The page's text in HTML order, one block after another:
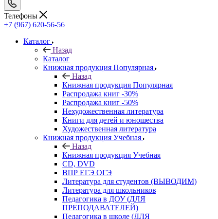
Телефоны
+7 (967) 620-56-56
Каталог
Назад
Каталог
Книжная продукция Популярная
Назад
Книжная продукция Популярная
Распродажа книг -30%
Распродажа книг -50%
Нехудожественная литература
Книги для детей и юношества
Художественная литература
Книжная продукция Учебная
Назад
Книжная продукция Учебная
CD, DVD
ВПР ЕГЭ ОГЭ
Литература для студентов (ВЫВОДИМ)
Литература для школьников
Педагогика в ДОУ (ДЛЯ
ПРЕПОДАВАТЕЛЕЙ)
Педагогика в школе (ДЛЯ